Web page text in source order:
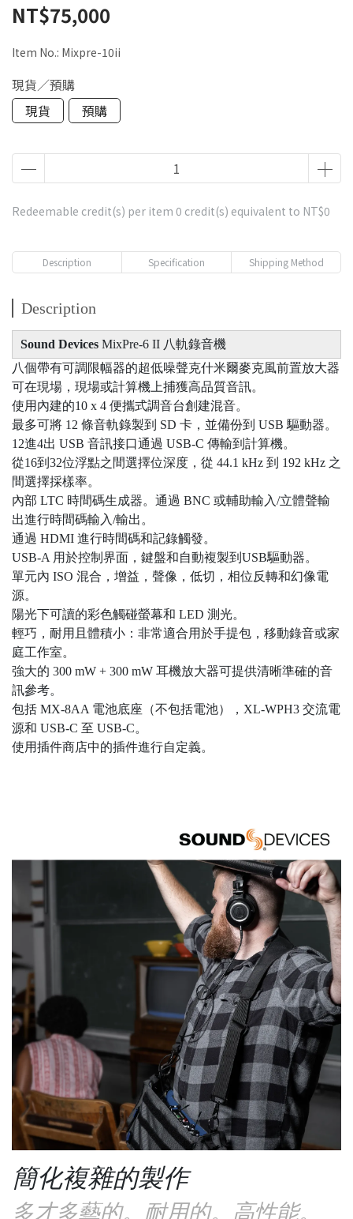
NT$75,000
Item No.: Mixpre-10ii
現貨／預購
現貨
預購
Redeemable credit(s) per item 0 credit(s) equivalent to NT$0
Description Specification Shipping Method
Description
Sound Devices MixPre-6 II 八軌錄音機
八個帶有可調限幅器的超低噪聲克什米爾麥克風前置放大器
可在現場，現場或計算機上捕獲高品質音訊。
使用內建的10 x 4 便攜式調音台創建混音。
最多可將 12 條音軌錄製到 SD 卡，並備份到 USB 驅動器。
12進4出 USB 音訊接口通過 USB-C 傳輸到計算機。
從16到32位浮點之間選擇位深度，從 44.1 kHz 到 192 kHz 之
間選擇採樣率。
內部 LTC 時間碼生成器。通過 BNC 或輔助輸入/立體聲輸
出進行時間碼輸入/輸出。
通過 HDMI 進行時間碼和記錄觸發。
USB-A 用於控制界面，鍵盤和自動複製到USB驅動器。
單元內 ISO 混合，增益，聲像，低切，相位反轉和幻像電
源。
陽光下可讀的彩色觸碰螢幕和 LED 測光。
輕巧，耐用且體積小：非常適合用於手提包，移動錄音或家
庭工作室。
強大的 300 mW + 300 mW 耳機放大器可提供清晰準確的音
訊參考。
包括 MX-8AA 電池底座（不包括電池），XL-WPH3 交流電
源和 USB-C 至 USB-C。
使用插件商店中的插件進行自定義。
簡化複雜的製作
多才多藝的。耐用的。高性能。